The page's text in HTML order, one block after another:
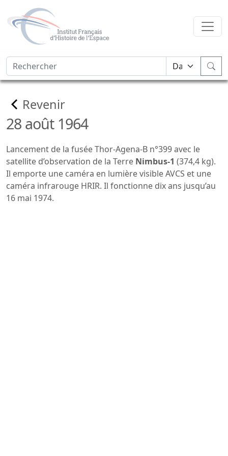
Revenir
28 août 1964
Lancement de la fusée Thor-Agena-B n°399 avec le
satellite d’observation de la Terre Nimbus-1 (374,4 kg).
Il emporte une caméra en lumière visible AVCS et une
caméra infrarouge HRIR. Il fonctionne dix ans jusqu’au
16 mai 1974.